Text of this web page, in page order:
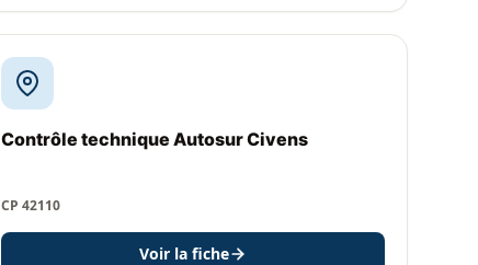
Contrôle technique Autosur Civens
CP 42110
Voir la fiche